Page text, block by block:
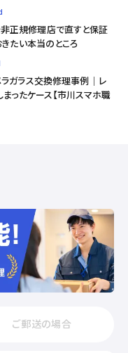
正規修理店で直すと保証
たい本当のところ
ガラス交換修理事例｜レ
ったケース【市川スマホ職
ご郵送の場合